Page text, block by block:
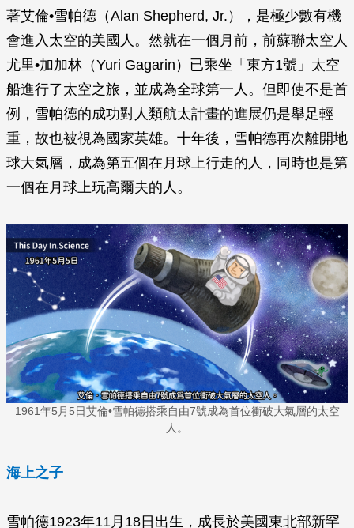
著艾倫•雪帕德（Alan Shepherd, Jr.），是極少數有機
會進入太空的美國人。然就在一個月前，前蘇聯太空人
尤里•加加林（Yuri Gagarin）已乘坐「東方1號」太空
船進行了太空之旅，並成為全球第一人。但即使不是首
例，雪帕德的成功對人類航太計畫的進展仍是舉足輕
重，故也被視為國家英雄。十年後，雪帕德再次離開地
球大氣層，成為第五個在月球上行走的人，同時也是第
一個在月球上玩高爾夫的人。
1961年5月5日艾倫•雪帕德搭乘自由7號成為首位衝破大氣層的太空
人。
海上之子
雪帕德1923年11月18日出生，成長於美國東北部新罕